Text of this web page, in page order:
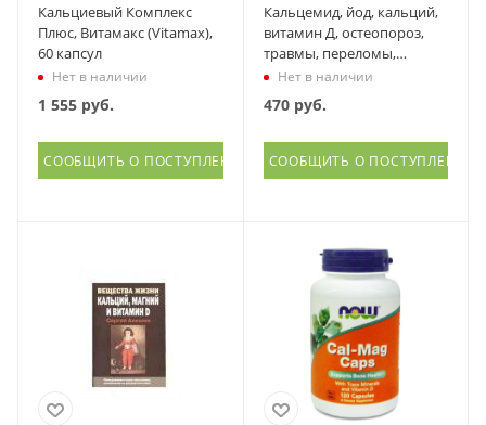
Кальциевый Комплекс
Плюс, Витамакс (Vitamax),
60 капсул
Нет в наличии
1 555 руб.
СООБЩИТЬ О ПОСТУПЛЕНИИ
Кальцемид, йод, кальций,
витамин Д, остеопороз,
травмы, переломы,
Литораль, 90 таблеток
Нет в наличии
470руб.
СООБЩИТЬ О ПОСТУПЛЕНИИ